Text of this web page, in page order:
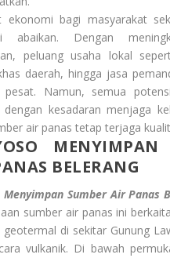
ekonomi bagi masyarakat
abaikan. Dengan
peluang usaha lokal
daerah, hingga jasa
pesat. Namun, semua
dengan kesadaran menjaga
air panas tetap terjaga
MENYIMPAN
BELERANG
Menyimpan Sumber Air Panas
sumber air panas ini
geotermal di sekitar Gunung
vulkanik. Di bawah